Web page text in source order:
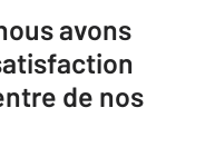
avons
de nos